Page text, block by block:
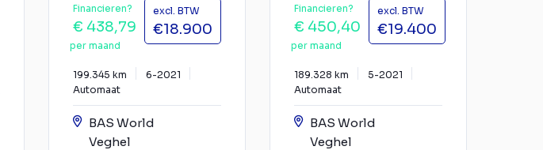
Financieren?
€ 438,79
per maand
excl. BTW
€18.900
199.345 km
6-2021
Automaat
BAS World
Veghel
Financieren?
€ 450,40
per maand
excl. BTW
€19.400
189.328 km
5-2021
Automaat
BAS World
Veghel